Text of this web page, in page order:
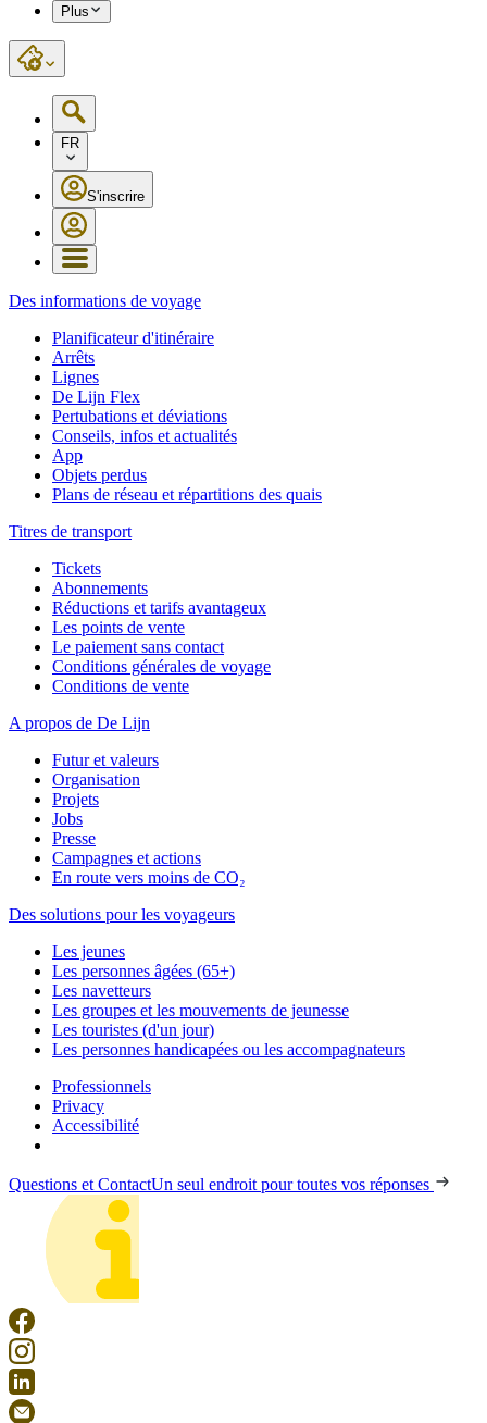
Plus
FR
S'inscrire
Des informations de voyage
Planificateur d'itinéraire
Arrêts
Lignes
De Lijn Flex
Pertubations et déviations
Conseils, infos et actualités
App
Objets perdus
Plans de réseau et répartitions des quais
Titres de transport
Tickets
Abonnements
Réductions et tarifs avantageux
Les points de vente
Le paiement sans contact
Conditions générales de voyage
Conditions de vente
A propos de De Lijn
Futur et valeurs
Organisation
Projets
Jobs
Presse
Campagnes et actions
En route vers moins de CO₂
Des solutions pour les voyageurs
Les jeunes
Les personnes âgées (65+)
Les navetteurs
Les groupes et les mouvements de jeunesse
Les touristes (d'un jour)
Les personnes handicapées ou les accompagnateurs
Professionnels
Privacy
Accessibilité
Questions et ContactUn seul endroit pour toutes vos réponses